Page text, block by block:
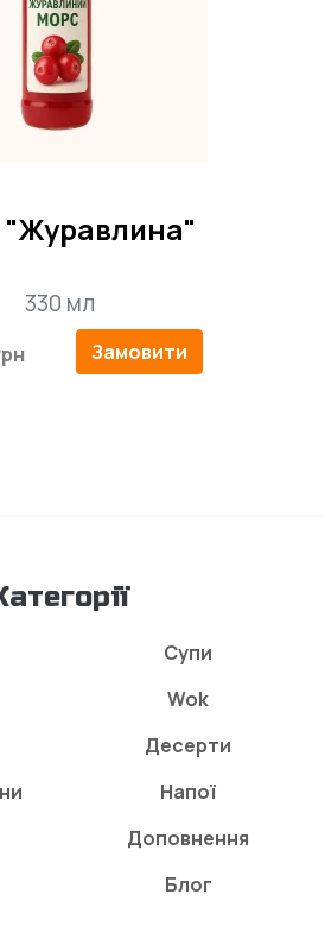
330 мл
Замовити
Супи
Wok
Десерти
Напої
Доповнення
Блог